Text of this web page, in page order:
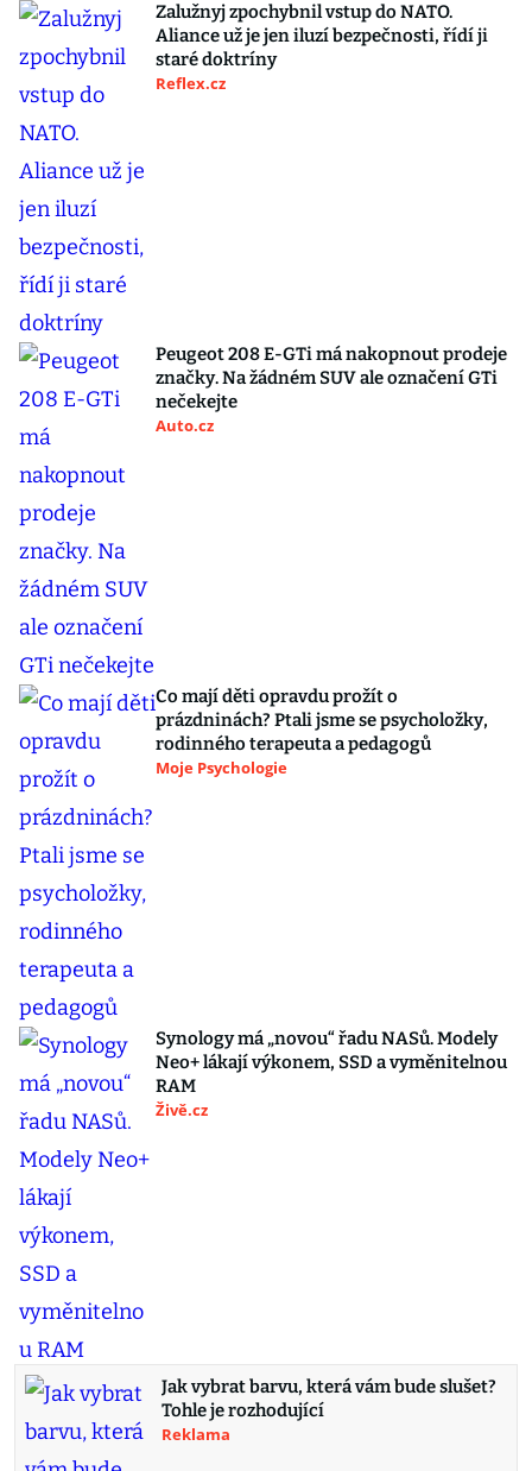
Zalužnyj zpochybnil vstup do NATO.
Aliance už je jen iluzí bezpečnosti, řídí ji
staré doktríny
Reflex.cz
Peugeot 208 E-GTi má nakopnout prodeje
značky. Na žádném SUV ale označení GTi
nečekejte
Auto.cz
Co mají děti opravdu prožít o
prázdninách? Ptali jsme se psycholožky,
rodinného terapeuta a pedagogů
Moje Psychologie
Synology má „novou“ řadu NASů. Modely
Neo+ lákají výkonem, SSD a vyměnitelnou
RAM
Živě.cz
Jak vybrat barvu, která vám bude slušet?
Tohle je rozhodující
Reklama